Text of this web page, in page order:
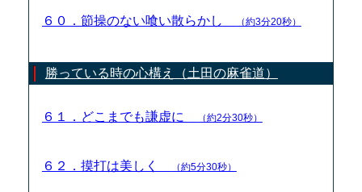
６０．節操のない喰い散らかし （約3分20秒）
勝っている時の心構え（土田の麻雀道）
６１．どこまでも謙虚に （約2分30秒）
６２．摸打は美しく （約5分30秒）